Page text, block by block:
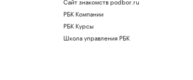
РБК Компании
РБК Курсы
Школа управления РБК